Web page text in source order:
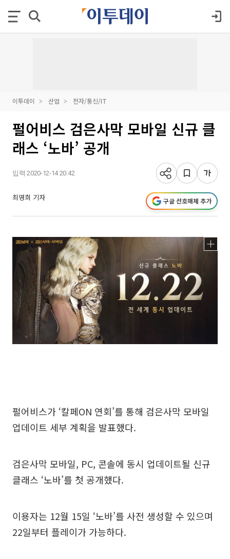
이투데이 산업 전자/통신/IT
펄어비스 검은사막 모바일 신규 클
래스 ‘노바’ 공개
입력 2020-12-14 20:42
최영희 기자 구글 선호매체 추가
펄어비스가 ‘칼페ON 연회’를 통해 검은사막 모바일
업데이트 세부 계획을 발표했다.
검은사막 모바일, PC, 콘솔에 동시 업데이트될 신규
클래스 ‘노바’를 첫 공개했다.
이용자는 12월 15일 ‘노바’를 사전 생성할 수 있으며
22일부터 플레이가 가능하다.